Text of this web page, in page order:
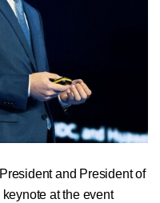
and President of
at the event